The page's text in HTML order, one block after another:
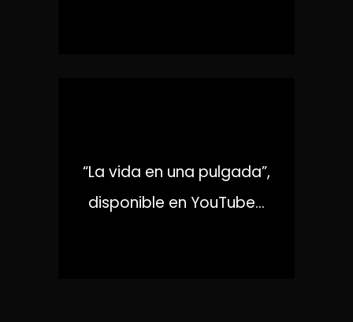
“La vida en una pulgada”,
disponible en YouTube...